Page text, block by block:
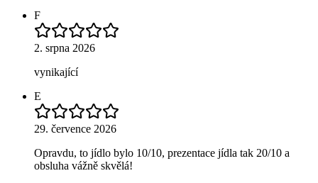
F
2. srpna 2026
vynikající
E
29. července 2026
Opravdu, to jídlo bylo 10/10, prezentace jídla tak 20/10 a
obsluha vážně skvělá!